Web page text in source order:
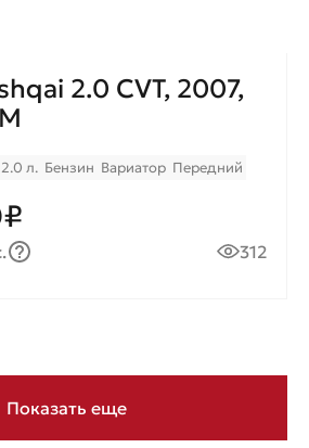
2.0 CVT, 2007,
2.0 л. Бензин Вариатор Передний
312
Показать еще